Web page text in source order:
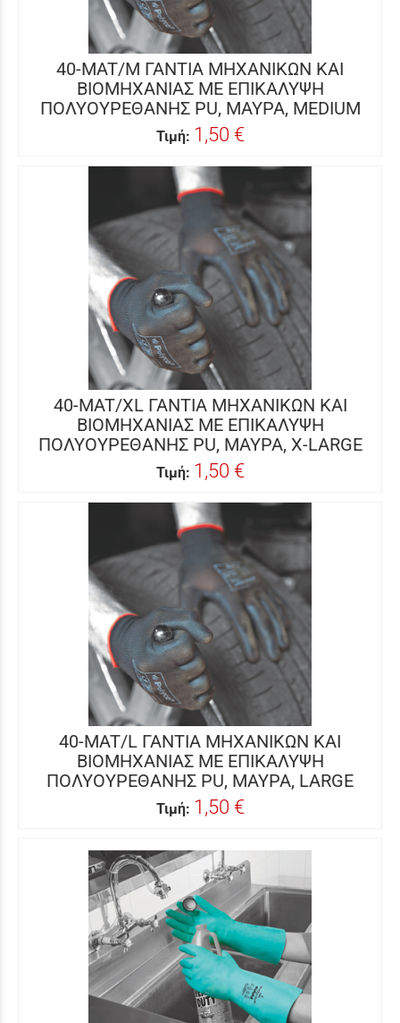
40-MAT/M ΓΑΝΤΙΑ ΜΗΧΑΝΙΚΩΝ ΚΑΙ
ΒΙΟΜΗΧΑΝΙΑΣ ΜΕ ΕΠΙΚΑΛΥΨΗ
ΠΟΛΥΟΥΡΕΘΑΝΗΣ PU, ΜΑΥΡΑ, MEDIUM
Τιμή: 1,50 €
40-MAT/XL ΓΑΝΤΙΑ ΜΗΧΑΝΙΚΩΝ ΚΑΙ
ΒΙΟΜΗΧΑΝΙΑΣ ΜΕ ΕΠΙΚΑΛΥΨΗ
ΠΟΛΥΟΥΡΕΘΑΝΗΣ PU, ΜΑΥΡΑ, X-LARGE
Τιμή: 1,50 €
40-MAT/L ΓΑΝΤΙΑ ΜΗΧΑΝΙΚΩΝ ΚΑΙ
ΒΙΟΜΗΧΑΝΙΑΣ ΜΕ ΕΠΙΚΑΛΥΨΗ
ΠΟΛΥΟΥΡΕΘΑΝΗΣ PU, ΜΑΥΡΑ, LARGE
Τιμή: 1,50 €